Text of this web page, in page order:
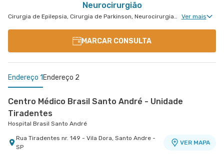
Neurocirurgião
Cirurgia de Epilepsia, Cirurgia de Parkinson, Neurocirurgia Oncológica, Neurocirurgia de Coluna, Neurocirurgia Pediátrica Ver mais
MARCAR CONSULTA
Endereço 1 Endereço 2
Centro Médico Brasil Santo André - Unidade
Tiradentes
Hospital Brasil Santo André
Rua Tiradentes nr. 149 - Vila Dora, Santo Andre -
SP
VER MAPA